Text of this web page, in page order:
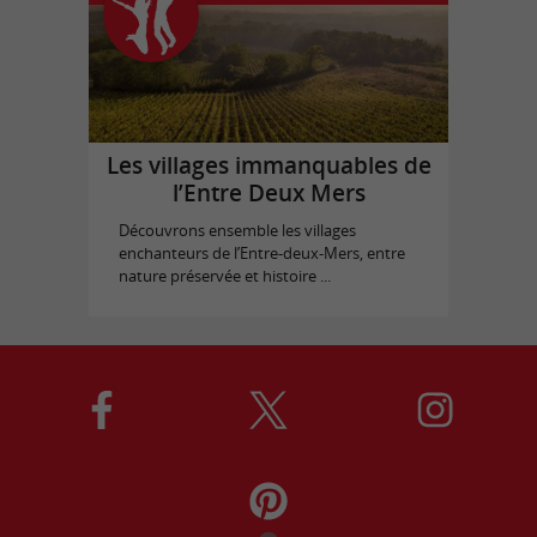
Les villages immanquables de
l’Entre Deux Mers
Découvrons ensemble les villages
enchanteurs de l’Entre-deux-Mers, entre
nature préservée et histoire ...